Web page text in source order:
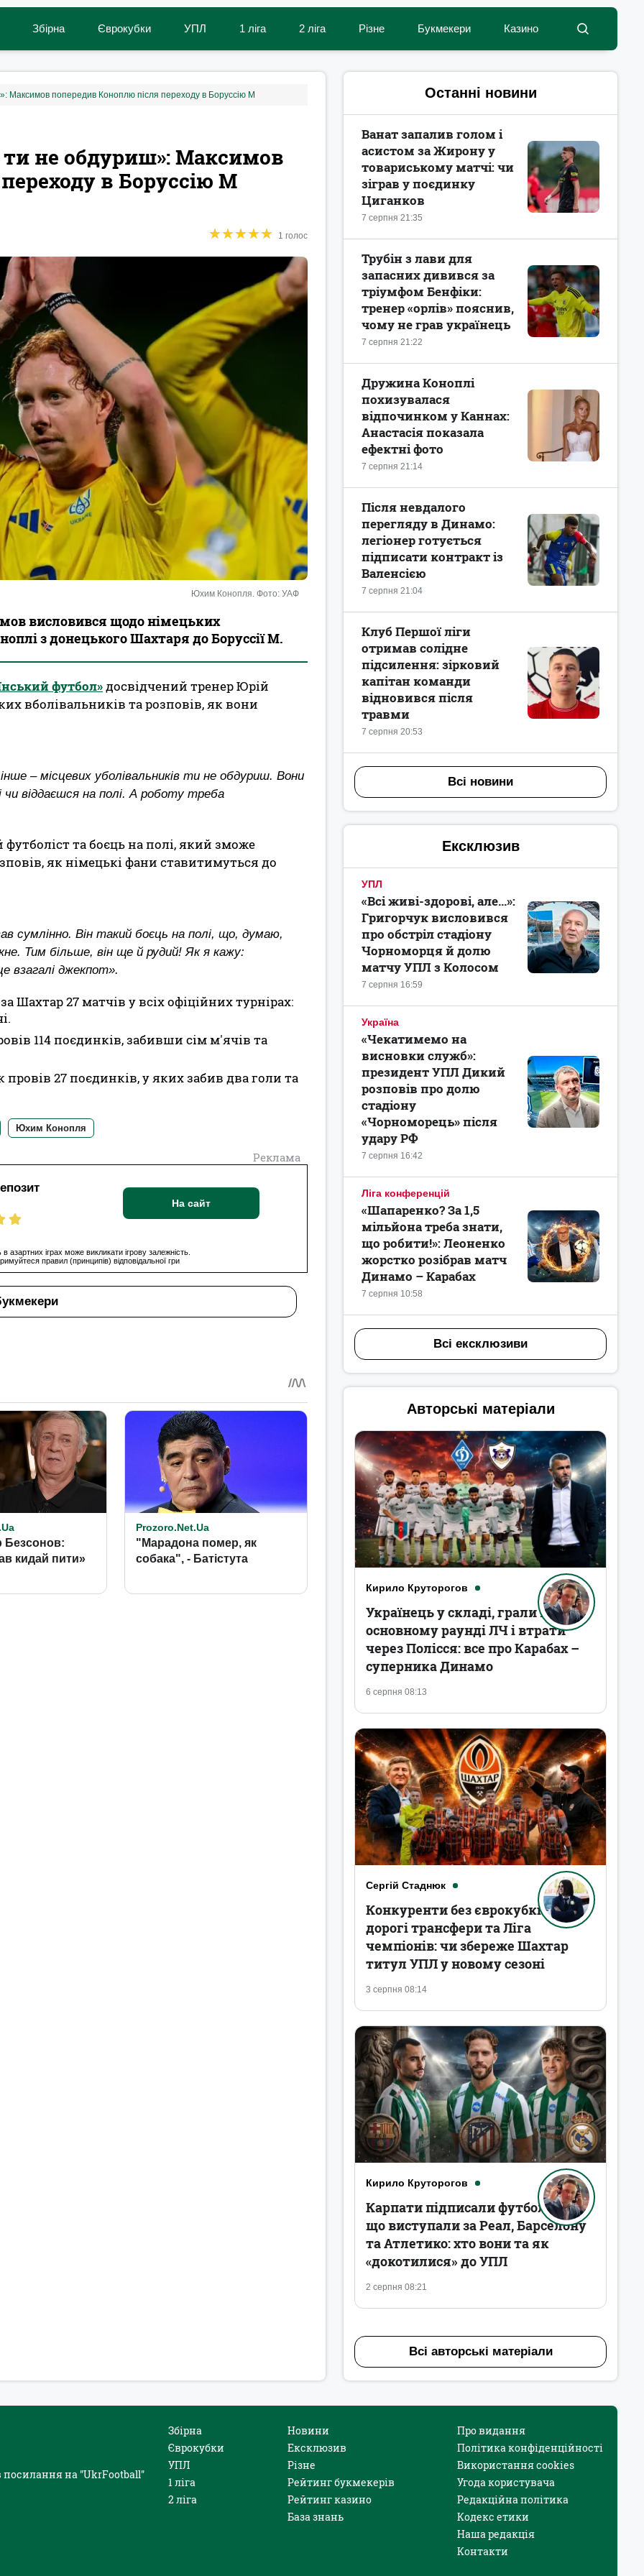
Збірна Єврокубки УПЛ 1 ліга 2 ліга Різне Букмекери Казино
Максимов попередив Коноплю після переходу в Боруссію М
ти не обдуриш»: Максимов
в Боруссію М
★★★★★
★★★★★ 1 голос
Юхим Конопля. Фото: УАФ
висловився щодо німецьких
з донецького Шахтаря до Боруссії М.
футбол»досвідчений тренер Юрій
вболівальників та розповів, як вони
– місцевих уболівальників ти не обдуриш. Вони
віддаєшся на полі. А роботу треба
та боєць на полі, який зможе
як німецькі фани ставитимуться до
сумлінно. Він такий боєць на полі, що, думаю,
Тим більше, він ще й рудий! Як я кажу:
взагалі джекпот».
Шахтар 27 матчів у всіх офіційних турнірах:
114 поєдинків, забивши сім м'ячів та
27 поєдинків, у яких забив два голи та
Юхим Конопля
Реклама
На сайт
в азартних іграх може викликати ігрову залежність.
правил (принципів) відповідальної гри
Останні новини
7 серпня 21:35
Ванат запалив голом і
асистом за Жирону у
товариському матчі: чи
зіграв у поєдинку
Циганков
7 серпня 21:22
Трубін з лави для
запасних дивився за
тріумфом Бенфіки:
тренер «орлів» пояснив,
чому не грав українець
7 серпня 21:14
Дружина Коноплі
похизувалася
відпочинком у Каннах:
Анастасія показала
ефектні фото
7 серпня 21:04
Після невдалого
перегляду в Динамо:
легіонер готується
підписати контракт із
Валенсією
7 серпня 20:53
Клуб Першої ліги
отримав солідне
підсилення: зірковий
капітан команди
відновився після
травми
Всі новини
Ексклюзив
УПЛ
7 серпня 16:59
«Всі живі-здорові, але...»:
Григорчук висловився
про обстріл стадіону
Чорноморця й долю
матчу УПЛ з Колосом
Україна
7 серпня 16:42
«Чекатимемо на
висновки служб»:
президент УПЛ Дикий
розповів про долю
стадіону
«Чорноморець» після
удару РФ
Ліга конференцій
7 серпня 10:58
«Шапаренко? За 1,5
мільйона треба знати,
що робити!»: Леоненко
жорстко розібрав матч
Динамо – Карабах
Всі ексклюзиви
Авторські матеріали
Кирило Круторогов
6 серпня 08:13
Українець у складі, грали в
основному раунді ЛЧ і втрати
через Полісся: все про Карабах –
суперника Динамо
Сергій Стаднюк
3 серпня 08:14
Конкуренти без єврокубків,
дорогі трансфери та Ліга
чемпіонів: чи збереже Шахтар
титул УПЛ у новому сезоні
Кирило Круторогов
2 серпня 08:21
Карпати підписали футболістів,
що виступали за Реал, Барселону
та Атлетико: хто вони та як
«докотилися» до УПЛ
Всі авторські матеріали
посилання на "UkrFootball"
Збірна
Єврокубки
УПЛ
1 ліга
2 ліга
Новини
Ексклюзив
Різне
Рейтинг букмекерів
Рейтинг казино
База знань
Про видання
Політика конфіденційності
Використання cookies
Угода користувача
Редакційна політика
Кодекс етики
Наша редакція
Контакти